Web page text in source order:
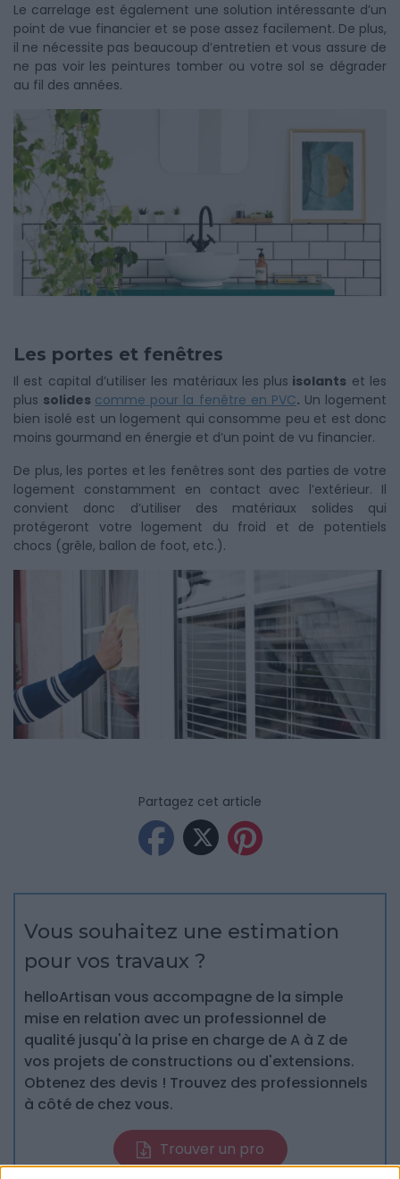
Le carrelage est également une solution intéressante d’un
point de vue financier et se pose assez facilement. De plus,
il ne nécessite pas beaucoup d’entretien et vous assure de
ne pas voir les peintures tomber ou votre sol se dégrader
au fil des années.
Les portes et fenêtres
Il est capital d’utiliser les matériaux les plus isolants et les
plus solides comme pour la fenêtre en PVC. Un logement
bien isolé est un logement qui consomme peu et est donc
moins gourmand en énergie et d’un point de vu financier.
De plus, les portes et les fenêtres sont des parties de votre
logement constamment en contact avec l’extérieur. Il
convient donc d’utiliser des matériaux solides qui
protégeront votre logement du froid et de potentiels
chocs (grêle, ballon de foot, etc.).
Partagez cet article
Vous souhaitez une estimation
pour vos travaux ?
helloArtisan vous accompagne de la simple
mise en relation avec un professionnel de
qualité jusqu'à la prise en charge de A à Z de
vos projets de constructions ou d'extensions.
Obtenez des devis ! Trouvez des professionnels
à côté de chez vous.
Trouver un pro